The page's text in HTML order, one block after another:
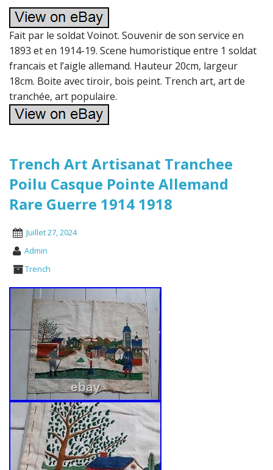
Fait par le soldat Voinot. Souvenir de son service en
1893 et en 1914-19. Scene humoristique entre 1 soldat
francais et l’aigle allemand. Hauteur 20cm, largeur
18cm. Boite avec tiroir, bois peint. Trench art, art de
tranchée, art populaire.
Trench Art Artisanat Tranchee
Poilu Casque Pointe Allemand
Rare Guerre 1914 1918
Juillet 27, 2024
Admin
Trench